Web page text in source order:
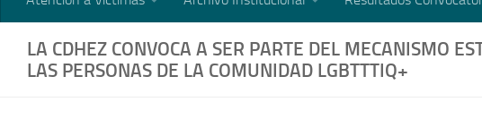
LA CDHEZ CONVOCA A SER PARTE DEL MECANISMO
LAS PERSONAS DE LA COMUNIDAD LGBTTTIQ+